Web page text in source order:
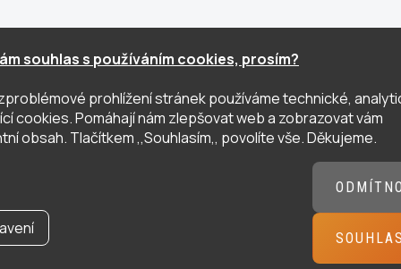
souhlas s používáním cookies, prosím?
prohlížení stránek používáme technické,
cookies. Pomáhají nám zlepšovat web a zobrazovat vám
obsah. Tlačítkem ,,Souhlasím,, povolíte vše. Děkujeme.